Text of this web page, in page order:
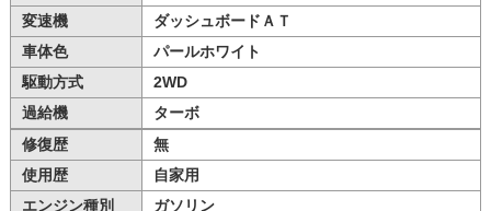
変速機
ダッシュボードＡＴ
車体色
パールホワイト
駆動方式
2WD
過給機
ターボ
修復歴
無
使用歴
自家用
エンジン種別
ガソリン